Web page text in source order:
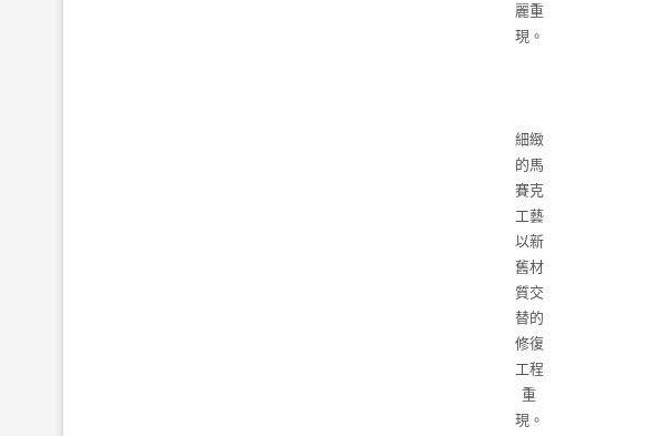
麗重
現。
細緻
的馬
賽克
工藝
以新
舊材
質交
替的
修復
工程
重
現。